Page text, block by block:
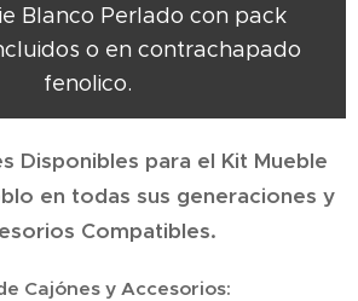
Blanco Perlado con pack
o en contrachapado
fenolico.
Disponibles para el Kit Mueble
en todas sus generaciones y
Compatibles.
Cajónes y Accesorios: